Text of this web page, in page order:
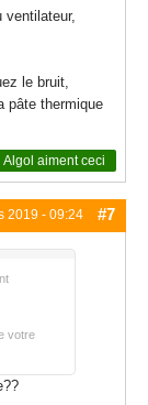
ventilateur,
le bruit,
pâte thermique
Algol aiment ceci
2019 - 09:24 #7
votre